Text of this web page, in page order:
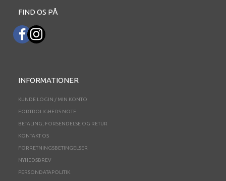
FIND OS PÅ
INFORMATIONER
KUNDE LOGIN / MIN KONTO
FORTROLIGHEDS NOTE
BETALING, FORSENDELSE OG RETUR
KONTAKT OS
FORRETNINGSBETINGELSER
NYHEDSBREV
PERSONDATAPOLITIK